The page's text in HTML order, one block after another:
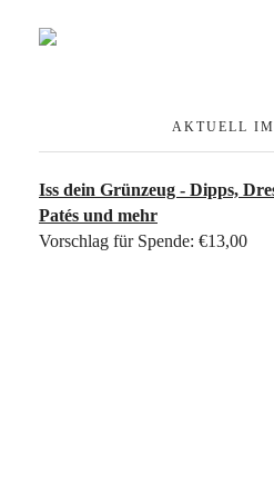
AKTUELL
Iss dein Grünzeug - Dipps,
Patés und mehr
Vorschlag für Spende: €13,00